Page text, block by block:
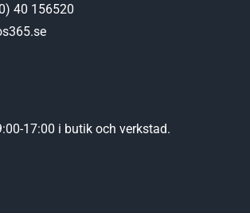
40 156520
17:00 i butik och verkstad.